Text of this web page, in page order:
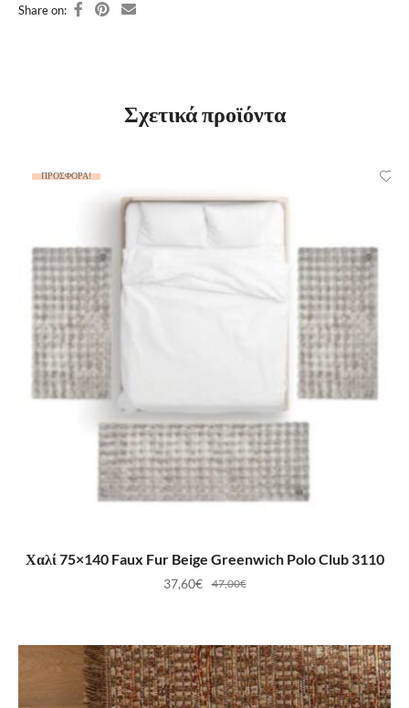
Share on:
Σχετικά προϊόντα
ΠΡΟΣΦΟΡΆ!
ΠΡΟΣΘΉΚΗ ΣΤΟ ΚΑΛΆΘΙ
Χαλί 75×140 Faux Fur Beige Greenwich Polo Club 3110
47,00€
37,60€